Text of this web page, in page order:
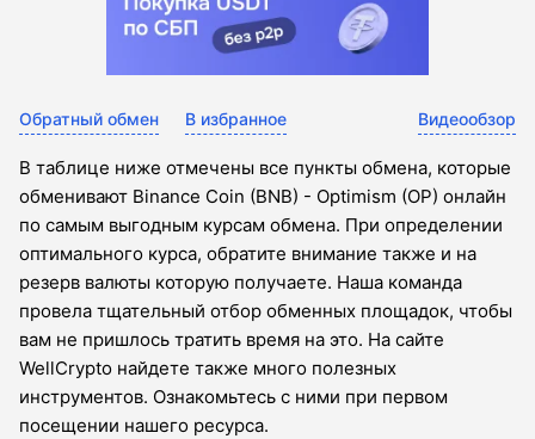
Обратный обмен В избранное Видеообзор
В таблице ниже отмечены все пункты обмена, которые
обменивают Binance Coin (BNB) - Optimism (OP) онлайн
по самым выгодным курсам обмена. При определении
оптимального курса, обратите внимание также и на
резерв валюты которую получаете. Наша команда
провела тщательный отбор обменных площадок, чтобы
вам не пришлось тратить время на это. На сайте
WellCrypto найдете также много полезных
инструментов. Ознакомьтесь с ними при первом
посещении нашего ресурса.